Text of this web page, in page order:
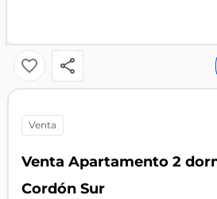
venta
Venta Apartamento 2
Cordón Sur